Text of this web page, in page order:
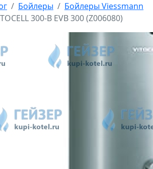
Бойлеры
Бойлеры Viessmann
300-B EVB 300 (Z006080)